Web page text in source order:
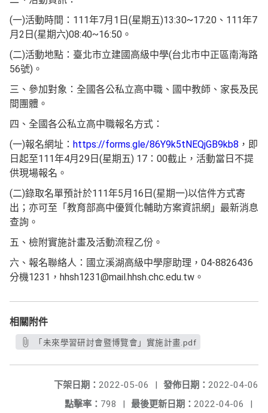
(一)活動時間：111年7月1日(星期五)13:30~17:20、111年7
月2日(星期六)08:40~16:50。
(二)活動地點：臺北市立建國高級中學(台北市中正區南海路
56號)。
三、參加對象：全國各公私立高中職、國中教師、家長及民
間團體。
四、全國各公私立高中職報名方式：
(一)報名網址： https://forms.gle/86Y9k5tNEQjGB9kb8 ，即
日起至111年4月29日(星期五) 17：00截止，活動當日不提
供現場報名。
(二)錄取名單預計於111年5月16日(星期一)以信件方式寄
出；亦可至「教育部高中優質化輔助方案資訊網」最新消息
查詢。
五、檢附實施計畫及活動流程乙份。
六、報名聯絡人：國立溪湖高級中學廖助理，04-8826436
分機1231，hhsh1231@mail.hhsh.chc.edu.tw。
相關附件
「未來學習研討會暨博覽會」實施計畫.pdf
發佈日期： 2022-04-06
下架日期： 2022-05-06
|
最後更新日期： 2022-04-06 |
點擊率： 798 |